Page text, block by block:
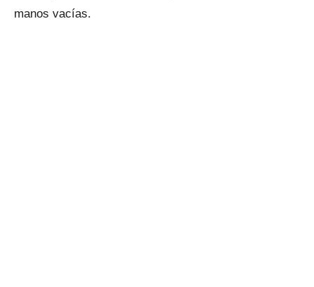
manos vacías.